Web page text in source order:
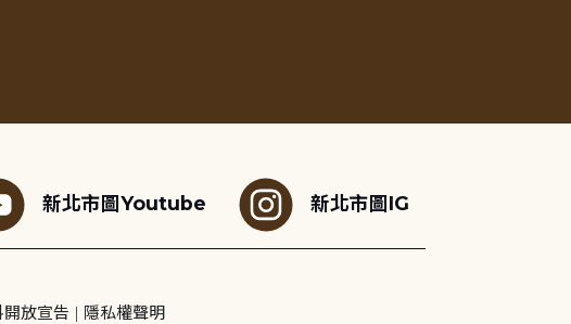
新北市圖Youtube 新北市圖IG
放宣告 | 隱私權聲明